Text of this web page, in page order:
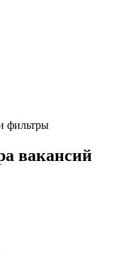
фильтры
вакансий